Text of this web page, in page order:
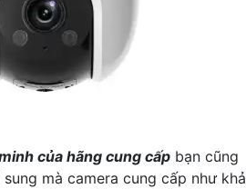
của hãng cung cấp bạn cũng
mà camera cung cấp như khả